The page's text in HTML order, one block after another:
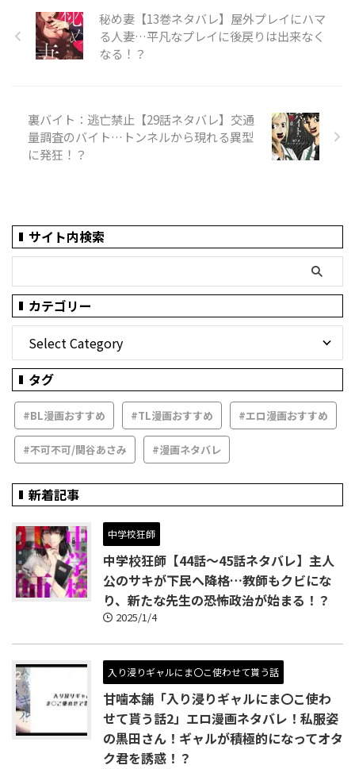
秘め妻【13巻ネタバレ】屋外プレイにハマ
る人妻…平凡なプレイに後戻りは出来なく
なる！？
裏バイト：逃亡禁止【29話ネタバレ】交通
量調査のバイト…トンネルから現れる異型
に発狂！？
サイト内検索
カテゴリー
タグ
#BL漫画おすすめ #TL漫画おすすめ #エロ漫画おすすめ
#不可不可/関谷あさみ #漫画ネタバレ
新着記事
中学校狂師
中学校狂師【44話～45話ネタバレ】主人
公のサキが下民へ降格…教師もクビにな
り、新たな先生の恐怖政治が始まる！？
2025/1/4
入り浸りギャルにま〇こ使わせて貰う話
甘噛本舗「入り浸りギャルにま〇こ使わ
せて貰う話2」エロ漫画ネタバレ！私服姿
の黒田さん！ギャルが積極的になってオタ
ク君を誘惑！？